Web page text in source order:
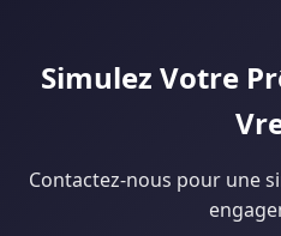
Simulez Votre
Contactez-nous pour une